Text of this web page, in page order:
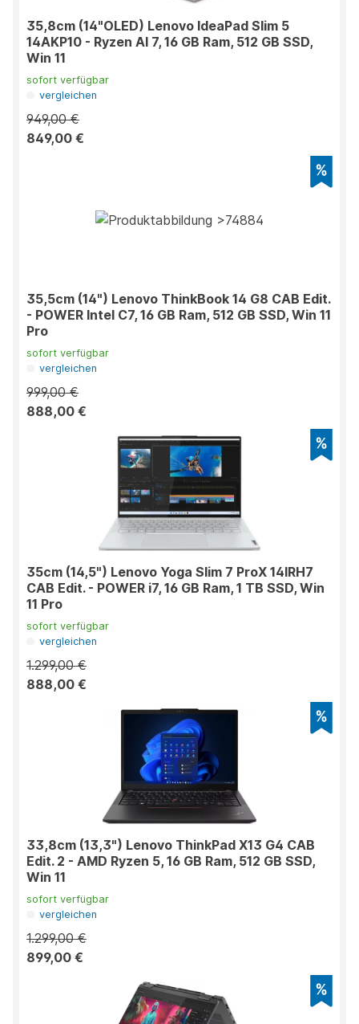
35,8cm (14"OLED) Lenovo IdeaPad Slim 5
14AKP10 - Ryzen AI 7, 16 GB Ram, 512 GB SSD,
Win 11
sofort verfügbar
vergleichen
949,00 €
849,00 €
35,5cm (14") Lenovo ThinkBook 14 G8 CAB Edit.
- POWER Intel C7, 16 GB Ram, 512 GB SSD, Win 11
Pro
sofort verfügbar
vergleichen
999,00 €
888,00 €
35cm (14,5") Lenovo Yoga Slim 7 ProX 14IRH7
CAB Edit. - POWER i7, 16 GB Ram, 1 TB SSD, Win
11 Pro
sofort verfügbar
vergleichen
1.299,00 €
888,00 €
33,8cm (13,3") Lenovo ThinkPad X13 G4 CAB
Edit. 2 - AMD Ryzen 5, 16 GB Ram, 512 GB SSD,
Win 11
sofort verfügbar
vergleichen
1.299,00 €
899,00 €